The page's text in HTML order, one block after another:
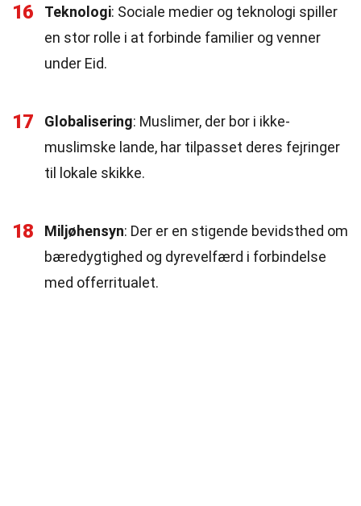
16 Teknologi: Sociale medier og teknologi spiller
en stor rolle i at forbinde familier og venner
under Eid.
17 Globalisering: Muslimer, der bor i ikke-
muslimske lande, har tilpasset deres fejringer
til lokale skikke.
18 Miljøhensyn: Der er en stigende bevidsthed om
bæredygtighed og dyrevelfærd i forbindelse
med offerritualet.